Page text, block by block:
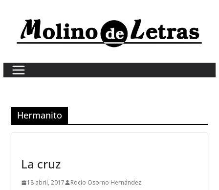
content
Hermanito
La cruz
18 abril, 2017 Rocío Osorno Hernández